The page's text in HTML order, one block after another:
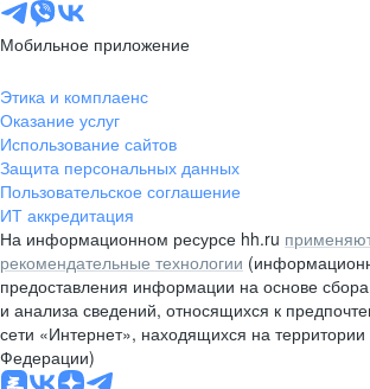
Мобильное приложение
Этика и комплаенс
Оказание услуг
Использование сайтов
Защита персональных данных
Пользовательское соглашение
ИТ аккредитация
На информационном ресурсе hh.ru
рекомендательные технологии
предоставления информации на основе
и анализа сведений, относящихся к
сети «Интернет», находящихся на территории
Федерации)